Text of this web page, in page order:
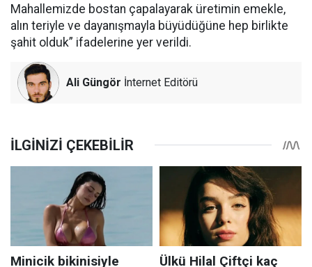
Mahallemizde bostan çapalayarak üretimin emekle,
alın teriyle ve dayanışmayla büyüdüğüne hep birlikte
şahit olduk” ifadelerine yer verildi.
Ali Güngör İnternet Editörü